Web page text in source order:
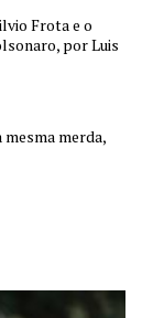
Frota e o
por Luis
mesma merda,